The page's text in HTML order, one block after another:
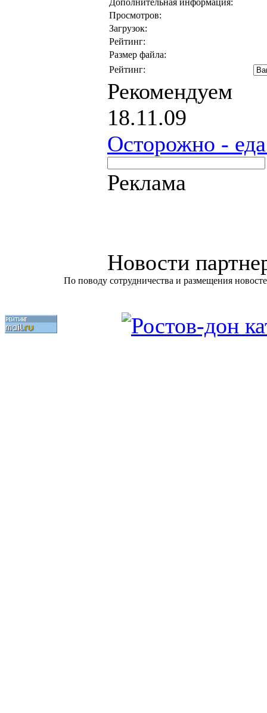
Просмотров:
Загрузок:
Рейтинг:
Размер файла:
Рейтинг:
Рекомендуем
18.11.09
Осторожно -
Реклама
Новости
По поводу сотрудничества и размещения